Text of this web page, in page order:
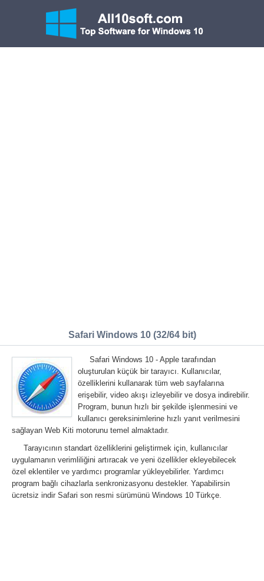
Safari Windows 10 (32/64 bit)
Safari Windows 10 - Apple tarafından
oluşturulan küçük bir tarayıcı. Kullanıcılar,
özelliklerini kullanarak tüm web sayfalarına
erişebilir, video akışı izleyebilir ve dosya indirebilir.
Program, bunun hızlı bir şekilde işlenmesini ve
kullanıcı gereksinimlerine hızlı yanıt verilmesini
sağlayan Web Kiti motorunu temel almaktadır.
Tarayıcının standart özelliklerini geliştirmek için, kullanıcılar
uygulamanın verimliliğini artıracak ve yeni özellikler ekleyebilecek
özel eklentiler ve yardımcı programlar yükleyebilirler. Yardımcı
program bağlı cihazlarla senkronizasyonu destekler. Yapabilirsin
ücretsiz indir Safari son resmi sürümünü Windows 10 Türkçe.